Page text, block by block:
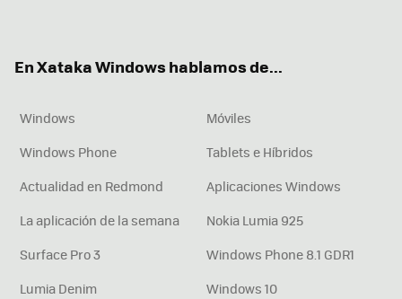
En Xataka Windows hablamos de...
Windows
Móviles
Windows Phone
Tablets e Híbridos
Actualidad en Redmond
Aplicaciones Windows
La aplicación de la semana
Nokia Lumia 925
Surface Pro 3
Windows Phone 8.1 GDR1
Lumia Denim
Windows 10